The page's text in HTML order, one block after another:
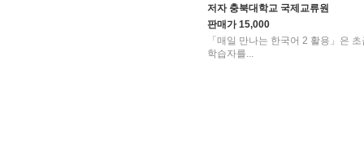
저자충북대학교 국제교류원
판매가15,000
「매일 만나는 한국어 2 활용」은 초
학습자를...